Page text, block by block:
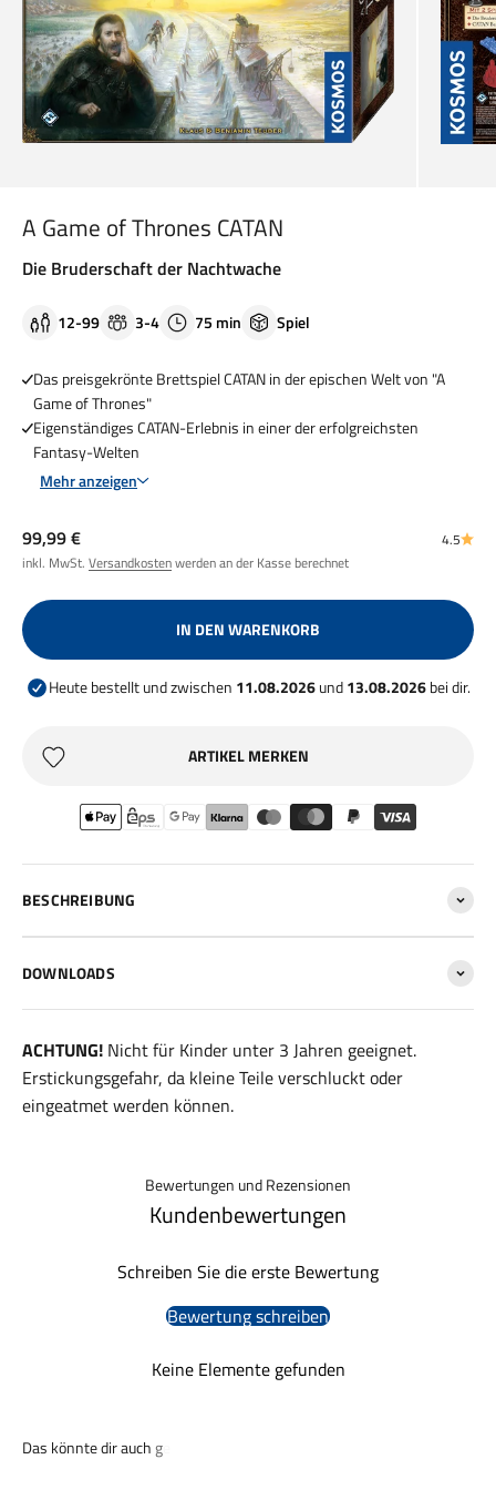
A Game of Thrones CATAN
Die Bruderschaft der Nachtwache
12-99 3-4 75 min Spiel
Das preisgekrönte Brettspiel CATAN in der epischen Welt von "A
Game of Thrones"
Eigenständiges CATAN-Erlebnis in einer der erfolgreichsten
Fantasy-Welten
Mehr anzeigen
Angebot
99,99 €
inkl. MwSt. Versandkostenwerden an der Kasse berechnet
4.5
IN DEN WARENKORB
Heute bestellt und zwischen 11.08.2026und13.08.2026bei dir.
ARTIKEL MERKEN
BESCHREIBUNG
DOWNLOADS
ACHTUNG! Nicht für Kinder unter 3 Jahren geeignet.
Erstickungsgefahr, da kleine Teile verschluckt oder
eingeatmet werden können.
Bewertungen und Rezensionen
Kundenbewertungen
Schreiben Sie die erste Bewertung
Bewertung schreiben
Keine Elemente gefunden